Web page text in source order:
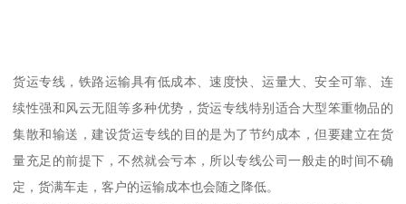
货运专线，铁路运输具有低成本、速度快、运量大、安全可靠、连
续性强和风云无阻等多种优势，货运专线特别适合大型笨重物品的
集散和输送，建设货运专线的目的是为了节约成本，但要建立在货
量充足的前提下，不然就会亏本，所以专线公司一般走的时间不确
定，货满车走，客户的运输成本也会随之降低。